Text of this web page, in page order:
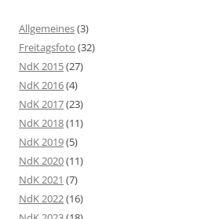
Allgemeines(3)
Freitagsfoto (32)
NdK 2015(27)
NdK 2016(4)
NdK 2017(23)
NdK 2018(11)
NdK 2019(5)
NdK 2020(11)
NdK 2021 (7)
NdK 2022(16)